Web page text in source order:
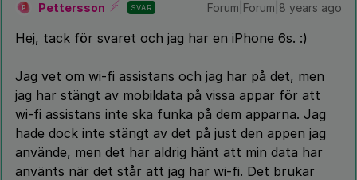
P Pettersson SVAR Forum|Forum|8 years ago
Hej, tack för svaret och jag har en iPhone 6s. :)
Jag vet om wi-fi assistans och jag har på det, men
jag har stängt av mobildata på vissa appar för att
wi-fi assistans inte ska funka på dem apparna. Jag
hade dock inte stängt av det på just den appen jag
använde, men det har aldrig hänt att min data har
använts när det står att jag har wi-fi. Det brukar